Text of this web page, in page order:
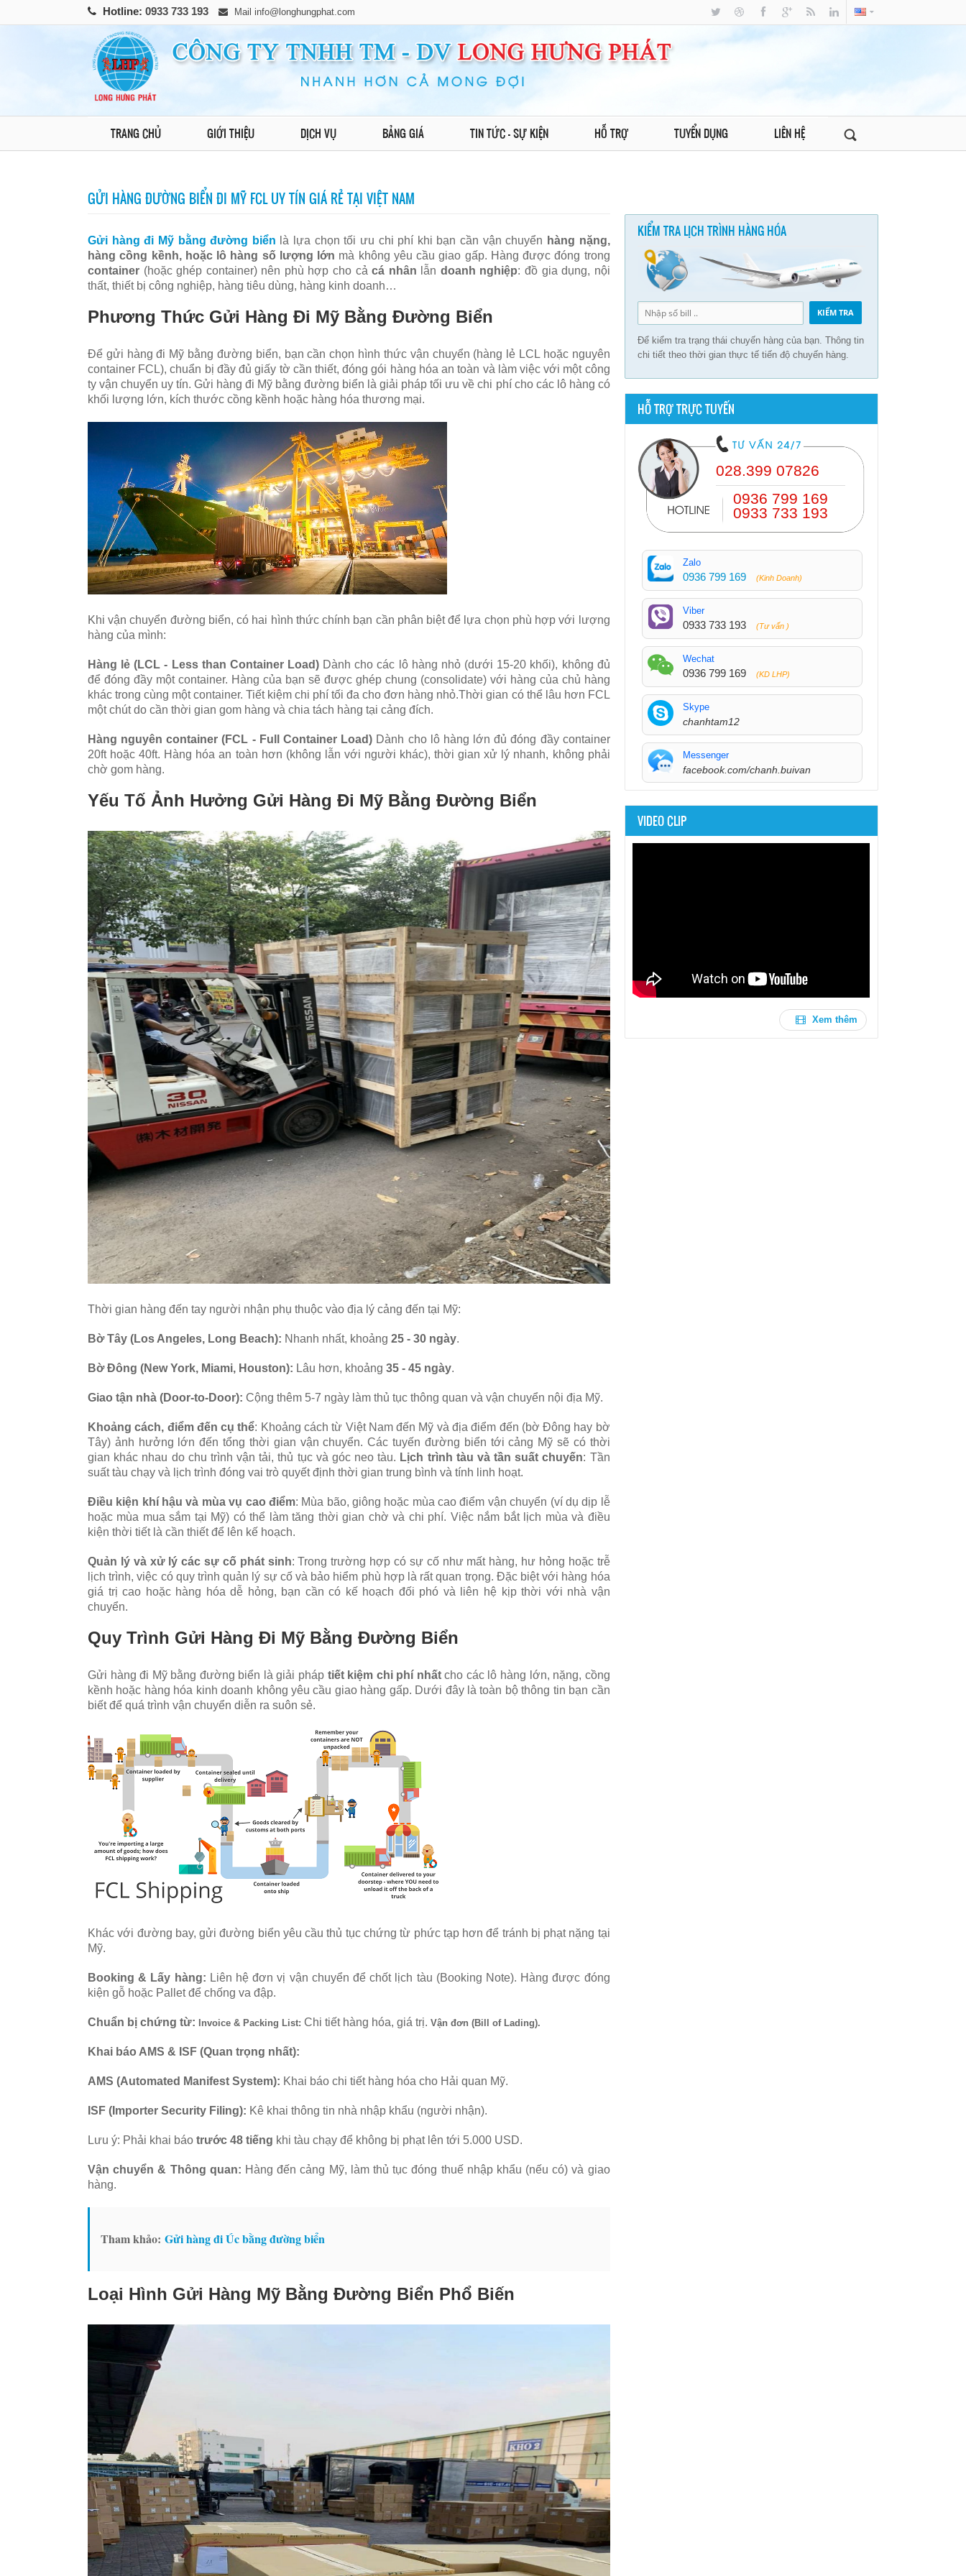
Hotline: 0933 733 193 Mail info@longhungphat.com
TRANG CHỦ GIỚI THIỆU DỊCH VỤ BẢNG GIÁ TIN TỨC - SỰ KIỆN HỖ TRỢ TUYỂN DỤNG LIÊN HỆ
GỬI HÀNG ĐƯỜNG BIỂN ĐI MỸ FCL UY TÍN GIÁ RẺ TẠI VIỆT NAM
Gửi hàng đi Mỹ bằng đường biển là lựa chọn tối ưu chi phí khi bạn cần vận chuyển hàng nặng,
hàng cồng kềnh, hoặc lô hàng số lượng lớn mà không yêu cầu giao gấp. Hàng được đóng trong
container (hoặc ghép container) nên phù hợp cho cảcá nhân lẫn doanh nghiệp: đồ gia dụng, nội
thất, thiết bị công nghiệp, hàng tiêu dùng, hàng kinh doanh…
Phương Thức Gửi Hàng Đi Mỹ Bằng Đường Biển
Để gửi hàng đi Mỹ bằng đường biển, bạn cần chọn hình thức vận chuyển (hàng lẻ LCL hoặc nguyên
container FCL), chuẩn bị đầy đủ giấy tờ cần thiết, đóng gói hàng hóa an toàn và làm việc với một công
ty vận chuyển uy tín.Gửi hàng đi Mỹ bằng đường biển là giải pháp tối ưu về chi phí cho các lô hàng có
khối lượng lớn, kích thước cồng kềnh hoặc hàng hóa thương mại.
Khi vận chuyển đường biển, có hai hình thức chính bạn cần phân biệt để lựa chọn phù hợp với lượng
hàng của mình:
Hàng lẻ (LCL - Less than Container Load) Dành cho các lô hàng nhỏ (dưới 15-20 khối), không đủ
để đóng đầy một container. Hàng của bạn sẽ được ghép chung (consolidate) với hàng của chủ hàng
khác trong cùng một container. Tiết kiệm chi phí tối đa cho đơn hàng nhỏ.Thời gian có thể lâu hơn FCL
một chút do cần thời gian gom hàng và chia tách hàng tại cảng đích.
Hàng nguyên container (FCL - Full Container Load) Dành cho lô hàng lớn đủ đóng đầy container
20ft hoặc 40ft. Hàng hóa an toàn hơn (không lẫn với người khác), thời gian xử lý nhanh, không phải
chờ gom hàng.
Yếu Tố Ảnh Hưởng Gửi Hàng Đi Mỹ Bằng Đường Biển
Thời gian hàng đến tay người nhận phụ thuộc vào địa lý cảng đến tại Mỹ:
Bờ Tây (Los Angeles, Long Beach): Nhanh nhất, khoảng 25 - 30 ngày.
Bờ Đông (New York, Miami, Houston): Lâu hơn, khoảng 35 - 45 ngày.
Giao tận nhà (Door-to-Door): Cộng thêm 5-7 ngày làm thủ tục thông quan và vận chuyển nội địa Mỹ.
Khoảng cách, điểm đến cụ thể: Khoảng cách từ Việt Nam đến Mỹ và địa điểm đến (bờ Đông hay bờ
Tây) ảnh hưởng lớn đến tổng thời gian vận chuyển. Các tuyến đường biển tới cảng Mỹ sẽ có thời
gian khác nhau do chu trình vận tải, thủ tục và góc neo tàu. Lịch trình tàu và tần suất chuyến: Tần
suất tàu chạy và lịch trình đóng vai trò quyết định thời gian trung bình và tính linh hoạt.
Điều kiện khí hậu và mùa vụ cao điểm: Mùa bão, giông hoặc mùa cao điểm vận chuyển (ví dụ dịp lễ
hoặc mùa mua sắm tại Mỹ) có thể làm tăng thời gian chờ và chi phí. Việc nắm bắt lịch mùa và điều
kiện thời tiết là cần thiết để lên kế hoạch.
Quản lý và xử lý các sự cố phát sinh: Trong trường hợp có sự cố như mất hàng, hư hỏng hoặc trễ
lịch trình, việc có quy trình quản lý sự cố và bảo hiểm phù hợp là rất quan trọng. Đặc biệt với hàng hóa
giá trị cao hoặc hàng hóa dễ hỏng, bạn cần có kế hoạch đối phó và liên hệ kịp thời với nhà vận
chuyển.
Quy Trình Gửi Hàng Đi Mỹ Bằng Đường Biển
Gửi hàng đi Mỹ bằng đường biển là giải pháp tiết kiệm chi phí nhấtcho các lô hàng lớn, nặng, cồng
kềnh hoặc hàng hóa kinh doanh không yêu cầu giao hàng gấp. Dưới đây là toàn bộ thông tin bạn cần
biết để quá trình vận chuyển diễn ra suôn sẻ.
Khác với đường bay, gửi đường biển yêu cầu thủ tục chứng từ phức tạp hơn để tránh bị phạt nặng tại
Mỹ.
Booking & Lấy hàng: Liên hệ đơn vị vận chuyển để chốt lịch tàu (Booking Note). Hàng được đóng
kiện gỗ hoặc Pallet để chống va đập.
Chuẩn bị chứng từ: Invoice & Packing List: Chi tiết hàng hóa, giá trị. Vận đơn (Bill of Lading).
Khai báo AMS & ISF (Quan trọng nhất):
AMS (Automated Manifest System): Khai báo chi tiết hàng hóa cho Hải quan Mỹ.
ISF (Importer Security Filing): Kê khai thông tin nhà nhập khẩu (người nhận).
Lưu ý: Phải khai báo trước 48 tiếng khi tàu chạy để không bị phạt lên tới 5.000 USD.
Vận chuyển & Thông quan: Hàng đến cảng Mỹ, làm thủ tục đóng thuế nhập khẩu (nếu có) và giao
hàng.
Tham khảo: Gửi hàng đi Úc bằng đường biển
Loại Hình Gửi Hàng Mỹ Bằng Đường Biển Phổ Biến
KIỂM TRA LỊCH TRÌNH HÀNG HÓA
Để kiểm tra trạng thái chuyến hàng của bạn. Thông tin
chi tiết theo thời gian thực tế tiến độ chuyến hàng.
HỖ TRỢ TRỰC TUYẾN
028.399 07826
0936 799 169
0933 733 193
Zalo
0936 799 169 (Kinh Doanh)
Viber
0933 733 193 (Tư vấn )
Wechat
0936 799 169 (KD LHP)
Skype
chanhtam12
Messenger
facebook.com/chanh.buivan
VIDEO CLIP
Xem thêm